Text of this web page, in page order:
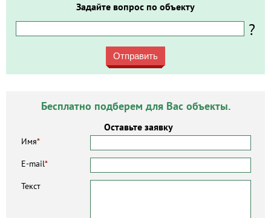
Задайте вопрос по объекту
?
Отправить
Бесплатно подберем для Вас объекты.
Оставьте заявку
Имя*
E-mail*
Текст